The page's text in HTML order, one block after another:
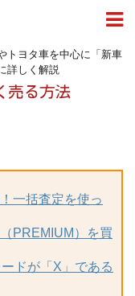
トヨタ車を中心に「新車
詳しく解説
一括査定を使っ
PREMIUM）を買
ドが「X」である